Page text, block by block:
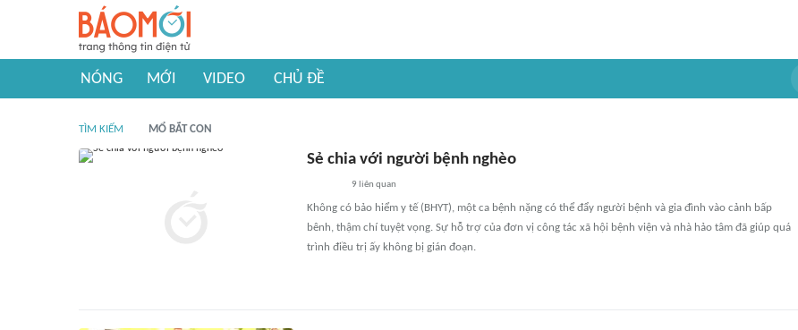
NÓNG MỚI VIDEO CHỦ ĐỀ
TÌM KIẾM MỔ BẮT CON
Sẻ chia với người bệnh nghèo
9 liên quan
Không có bảo hiểm y tế (BHYT), một ca bệnh nặng có thể đẩy người bệnh và gia đình vào cảnh bấp
bênh, thậm chí tuyệt vọng. Sự hỗ trợ của đơn vị công tác xã hội bệnh viện và nhà hảo tâm đã giúp quá
trình điều trị ấy không bị gián đoạn.